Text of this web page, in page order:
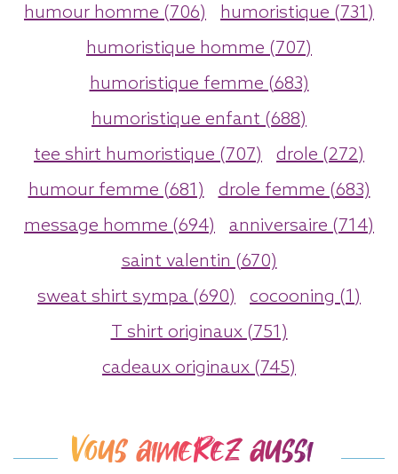
humour homme (706)
humoristique (731)
humoristique homme (707)
humoristique femme (683)
humoristique enfant (688)
tee shirt humoristique (707)
drole (272)
humour femme (681)
drole femme (683)
message homme (694)
anniversaire (714)
saint valentin (670)
sweat shirt sympa (690)
cocooning (1)
T shirt originaux (751)
cadeaux originaux (745)
Vous aimerez aussi